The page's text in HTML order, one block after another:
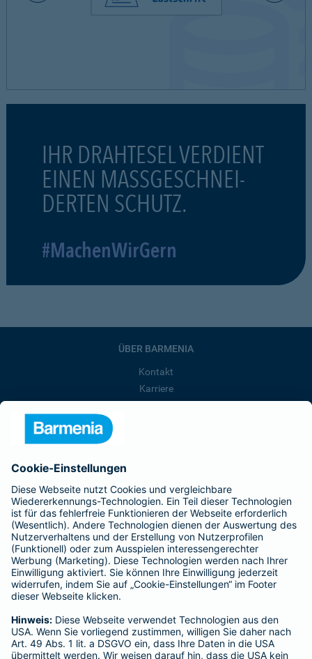
IHR DRAHTESEL VERDIENT
EINEN MASSGESCHNEI-
DERTEN SCHUTZ.
#MachenWirGern
ÜBER BARMENIA
Kontakt
Karriere
Barmenia ist Teil der BarmeniaGothaer
BELIEBTE SEITEN
Kranken-Zusatzversicherung
Tierversicherungen
Haftpflichtversicherung
Hausratversicherung
Adresse ändern
Schaden melden